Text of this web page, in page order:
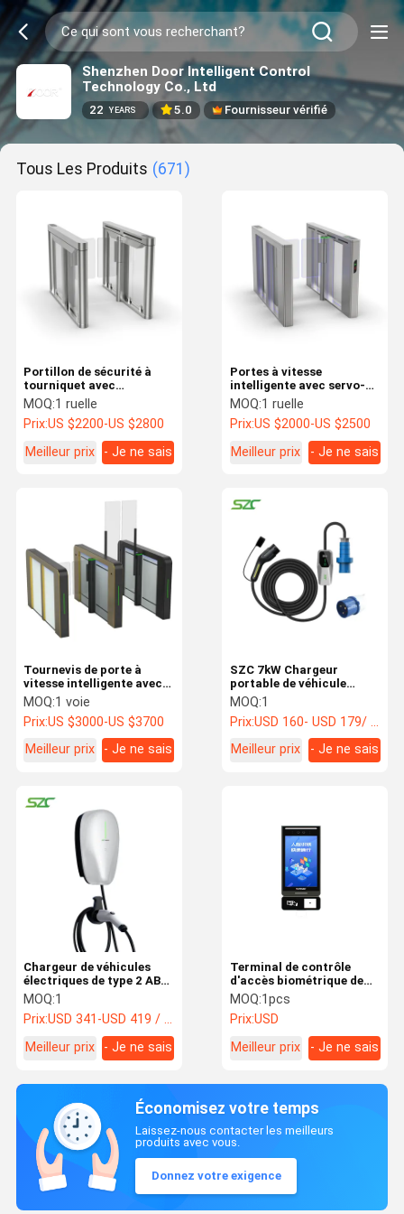
Shenzhen Door Intelligent Control
Technology Co., Ltd
22 YEARS 5.0 Fournisseur vérifié
Tous Les Produits (671)
Portillon de sécurité à
tourniquet avec
servomoteur pour le
contrôle d'accès
MOQ:1 ruelle
Prix:US $2200-US $2800
Meilleur prix
- Je ne sais
Portes à vitesse
intelligente avec servo-
moteur pour le contrôle
d'accès
MOQ:1 ruelle
Prix:US $2000-US $2500
Meilleur prix
- Je ne sais
Tournevis de porte à
vitesse intelligente avec
servo moteur pour le
contrôle d'accès
MOQ:1 voie
Prix:US $3000-US $3700
Meilleur prix
- Je ne sais
SZC 7kW Chargeur
portable de véhicule
électrique type2
Mennekes pour voiture
électrique avec prise
industrielle à câble 5M
facile à transporter
MOQ:1
Prix:USD 160- USD 179/ Unit
Meilleur prix
- Je ne sais
Chargeur de véhicules
électriques de type 2 ABS
mural de 7 kW 11 kW 22
kW pour la maison et le
parking dans l'industrie
européenne des véhicules
électriques
MOQ:1
Prix:USD 341-USD 419 / Unit
Meilleur prix
- Je ne sais
Terminal de contrôle
d'accès biométrique de
reconnaissance faciale
sans contact de 8 pouces
pour un accès facile et
MOQ:1pcs
Prix:USD
Meilleur prix
- Je ne sais
Économisez votre temps
Laissez-nous contacter les meilleurs
produits avec vous.
Donnez votre exigence